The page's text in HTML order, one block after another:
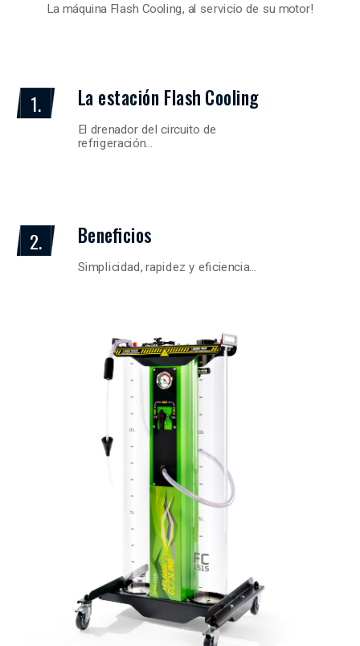
La máquina Flash Cooling, al servicio de su motor!
1. La estación Flash Cooling
El drenador del circuito de
refrigeración…
2. Beneficios
Simplicidad, rapidez y eficiencia…